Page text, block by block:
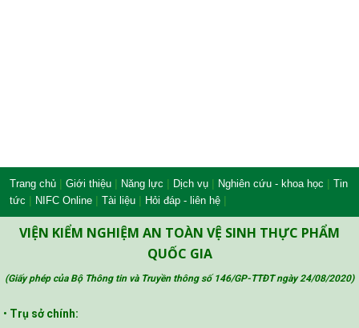
Trang chủ | Giới thiệu | Năng lực | Dịch vụ | Nghiên cứu - khoa học | Tin
tức | NIFC Online | Tài liệu | Hỏi đáp - liên hệ |
VIỆN KIỂM NGHIỆM AN TOÀN VỆ SINH THỰC PHẨM
QUỐC GIA
(Giấy phép của Bộ Thông tin và Truyền thông số 146/GP-TTĐT ngày 24/08/2020)
• Trụ sở chính: